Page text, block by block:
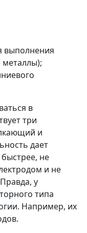
выполнения
в
три
и
дает
не
и не
у
типа
Например, их